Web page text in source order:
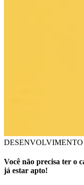
DESENVOLVIMENTO
Você não precisa ter o
já estar apto!